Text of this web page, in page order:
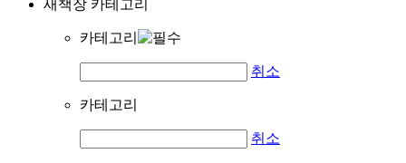
새책장 카테고리
카테고리
취소
카테고리
취소